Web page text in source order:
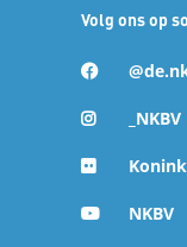
Volg ons op
_NKBV
NKBV